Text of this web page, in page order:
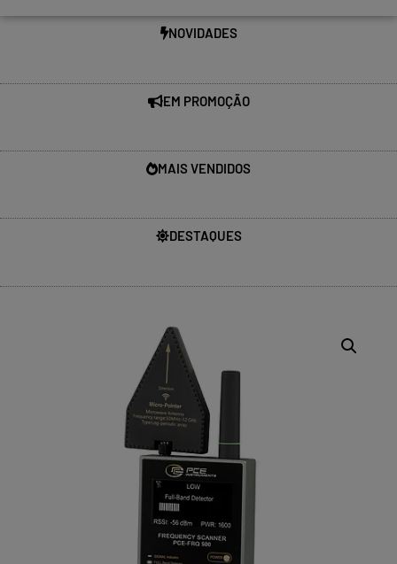
NOVIDADES
EM PROMOÇÃO
MAIS VENDIDOS
DESTAQUES